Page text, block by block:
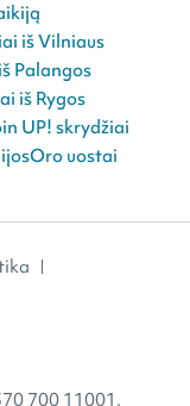
iš Vilniaus
Palangos
iš Rygos
UP! skrydžiai
Oro uostai
700 11001,